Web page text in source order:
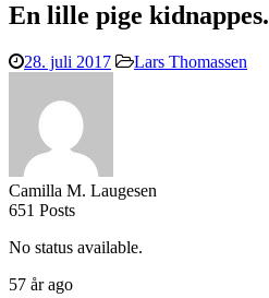
En lille pige kidnappes.
28. juli 2017 Lars Thomassen
Camilla M. Laugesen
651 Posts
No status available.
57 år ago